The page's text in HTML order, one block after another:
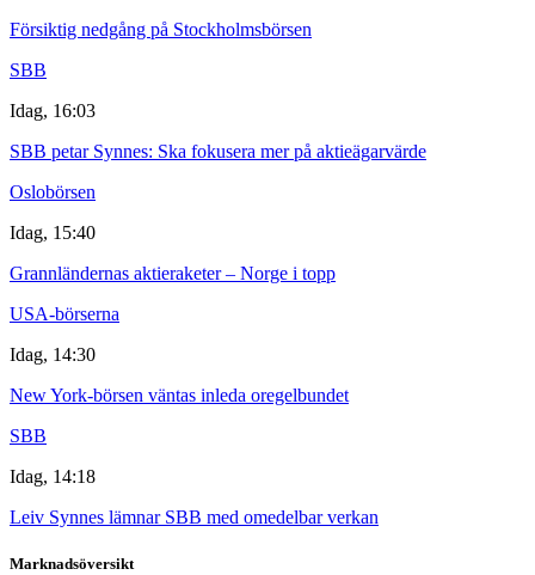
Försiktig nedgång på Stockholmsbörsen
SBB
Idag, 16:03
SBB petar Synnes: Ska fokusera mer på aktieägarvärde
Oslobörsen
Idag, 15:40
Grannländernas aktieraketer – Norge i topp
USA-börserna
Idag, 14:30
New York-börsen väntas inleda oregelbundet
SBB
Idag, 14:18
Leiv Synnes lämnar SBB med omedelbar verkan
Marknadsöversikt